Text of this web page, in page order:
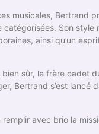
musicales, Bertrand
Son style
ainsi qu’un
sûr, le frère cadet
Bertrand s’est lancé
avec brio la